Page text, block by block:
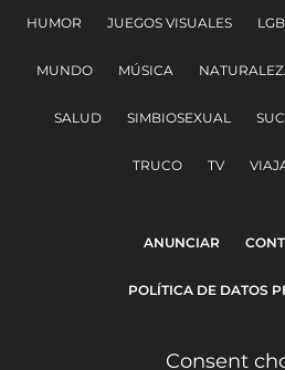
HUMOR JUEGOS VISUALES
MUNDO MÚSICA
SALUD SIMBIOSEXUAL
TRUCO TV
ANUNCIAR
POLÍTICA DE DATOS
Consent